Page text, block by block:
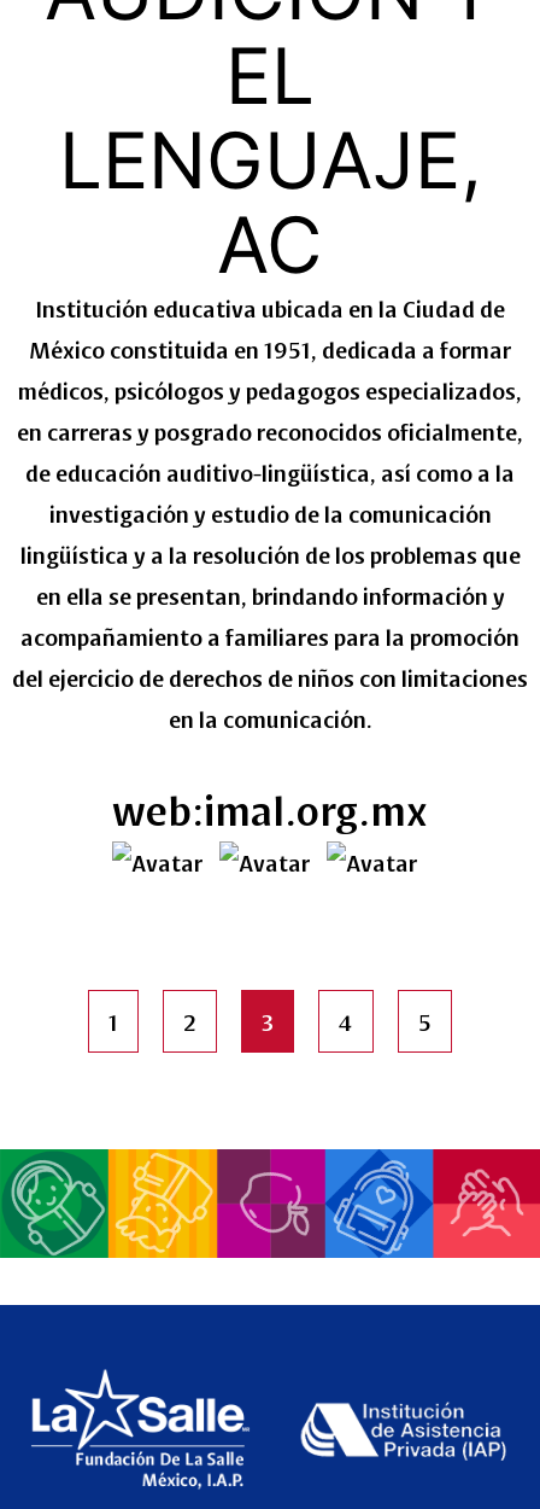
EL
LENGUAJE,
AC
Institución educativa ubicada en la Ciudad de
México constituida en 1951, dedicada a formar
médicos, psicólogos y pedagogos especializados,
en carreras y posgrado reconocidos oficialmente,
de educación auditivo-lingüística, así como a la
investigación y estudio de la comunicación
lingüística y a la resolución de los problemas que
en ella se presentan, brindando información y
acompañamiento a familiares para la promoción
del ejercicio de derechos de niños con limitaciones
en la comunicación.
web:imal.org.mx
1 2 3 4 5